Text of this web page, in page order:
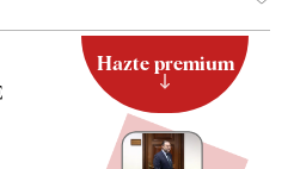
Hazte premium